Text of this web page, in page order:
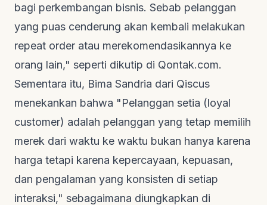
bagi perkembangan bisnis. Sebab pelanggan
yang puas cenderung akan kembali melakukan
repeat order atau merekomendasikannya ke
orang lain," seperti dikutip di Qontak.com.
Sementara itu, Bima Sandria dari Qiscus
menekankan bahwa "Pelanggan setia (loyal
customer) adalah pelanggan yang tetap memilih
merek dari waktu ke waktu bukan hanya karena
harga tetapi karena kepercayaan, kepuasan,
dan pengalaman yang konsisten di setiap
interaksi," sebagaimana diungkapkan di